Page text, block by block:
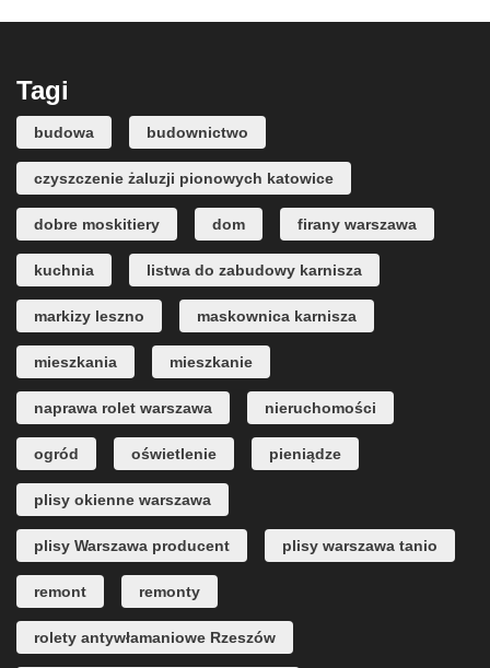
Tagi
budowa budownictwo
czyszczenie żaluzji pionowych katowice
dobre moskitiery dom firany warszawa
kuchnia listwa do zabudowy karnisza
markizy leszno maskownica karnisza
mieszkania mieszkanie
naprawa rolet warszawa nieruchomości
ogród oświetlenie pieniądze
plisy okienne warszawa
plisy Warszawa producent plisy warszawa tanio
remont remonty
rolety antywłamaniowe Rzeszów